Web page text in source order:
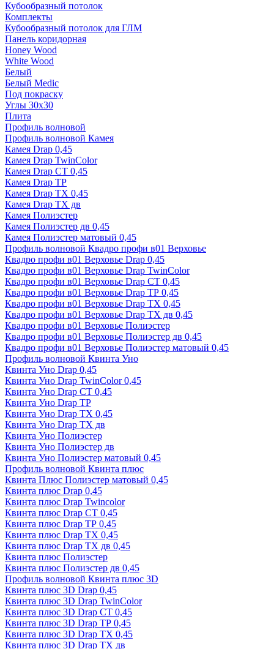
Кубообразный потолок
Комплекты
Кубообразный потолок для ГЛМ
Панель коридорная
Honey Wood
White Wood
Белый
Белый Medic
Под покраску
Углы 30х30
Плита
Профиль волновой
Профиль волновой Камея
Камея Drap 0,45
Камея Drap TwinColor
Камея Drap СТ 0,45
Камея Drap ТР
Камея Drap ТХ 0,45
Камея Drap ТХ дв
Камея Полиэстер
Камея Полиэстер дв 0,45
Камея Полиэстер матовый 0,45
Профиль волновой Квадро профи в01 Верховье
Квадро профи в01 Верховье Drap 0,45
Квадро профи в01 Верховье Drap TwinColor
Квадро профи в01 Верховье Drap СТ 0,45
Квадро профи в01 Верховье Drap ТР 0,45
Квадро профи в01 Верховье Drap ТХ 0,45
Квадро профи в01 Верховье Drap ТХ дв 0,45
Квадро профи в01 Верховье Полиэстер
Квадро профи в01 Верховье Полиэстер дв 0,45
Квадро профи в01 Верховье Полиэстер матовый 0,45
Профиль волновой Квинта Уно
Квинта Уно Drap 0,45
Квинта Уно Drap TwinColor 0,45
Квинта Уно Drap СТ 0,45
Квинта Уно Drap ТР
Квинта Уно Drap ТХ 0,45
Квинта Уно Drap ТХ дв
Квинта Уно Полиэстер
Квинта Уно Полиэстер дв
Квинта Уно Полиэстер матовый 0,45
Профиль волновой Квинта плюс
Квинта Плюс Полиэстер матовый 0,45
Квинта плюс Drap 0,45
Квинта плюс Drap Twincolor
Квинта плюс Drap СТ 0,45
Квинта плюс Drap ТР 0,45
Квинта плюс Drap ТХ 0,45
Квинта плюс Drap ТХ дв 0,45
Квинта плюс Полиэстер
Квинта плюс Полиэстер дв 0,45
Профиль волновой Квинта плюс 3D
Квинта плюс 3D Drap 0,45
Квинта плюс 3D Drap TwinColor
Квинта плюс 3D Drap СТ 0,45
Квинта плюс 3D Drap ТР 0,45
Квинта плюс 3D Drap ТХ 0,45
Квинта плюс 3D Drap ТХ дв